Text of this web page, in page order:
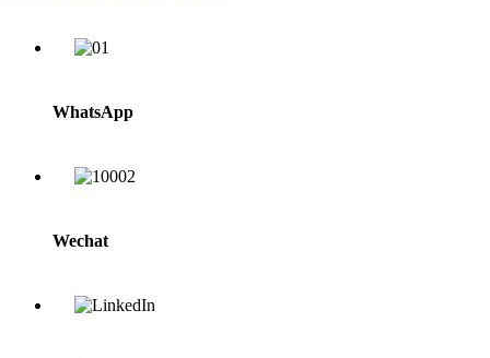
WhatsApp
Wechat